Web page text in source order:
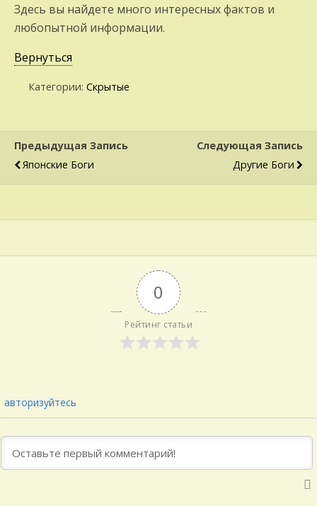
Здесь вы найдете много интересных фактов и
любопытной информации.
Вернуться
Категории: Скрытые
Предыдущая Запись
Японские Боги
Следующая Запись
Другие Боги
0
Рейтинг статьи
авторизуйтесь